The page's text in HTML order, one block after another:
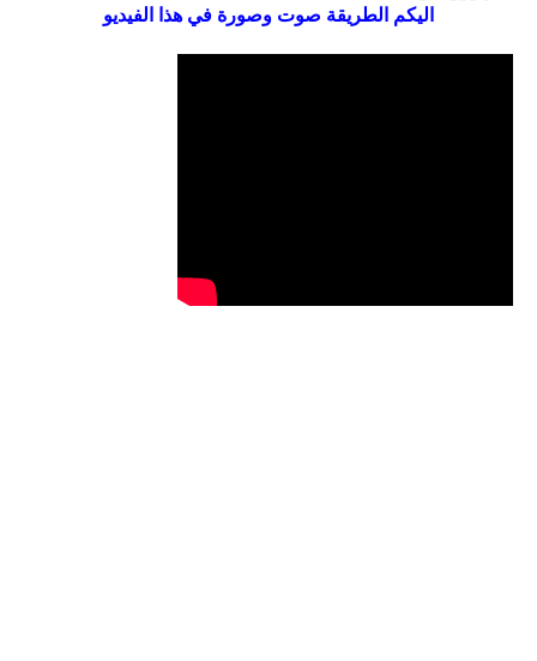
اليكم الطريقة صوت وصورة في هذا الفيديو